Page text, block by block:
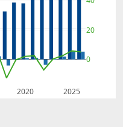
2020 2025
0
20